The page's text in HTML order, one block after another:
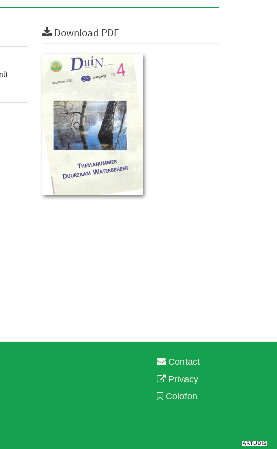
Download PDF
Contact
Privacy
Colofon